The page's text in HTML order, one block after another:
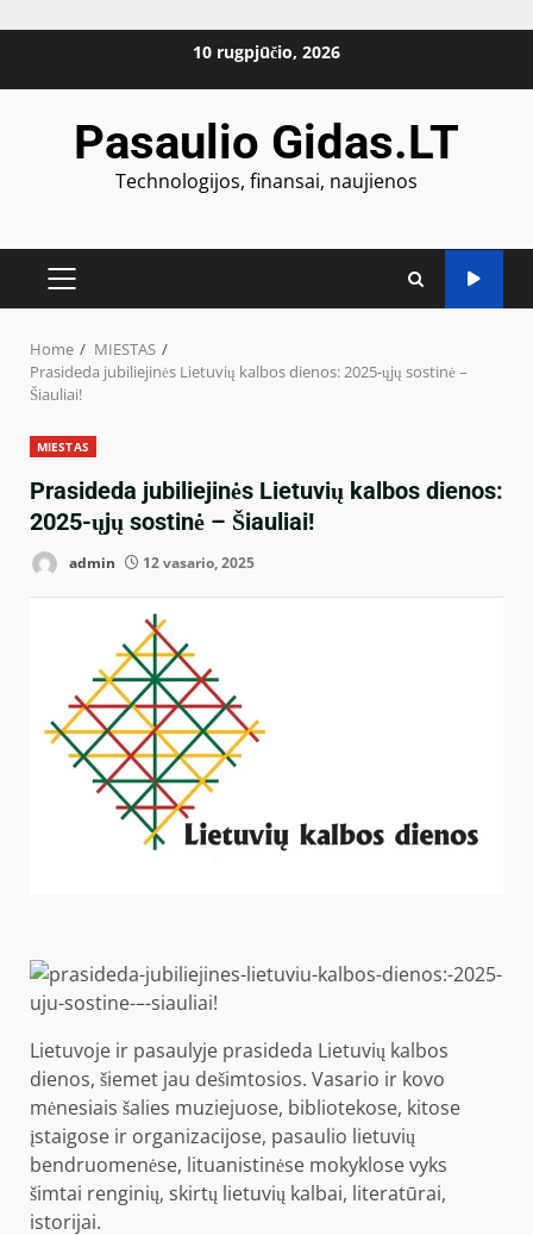
10 rugpjūčio, 2026
Pasaulio Gidas.LT
Technologijos, finansai, naujienos
PRIMARY
Home
MIESTAS
Prasideda jubiliejinės Lietuvių kalbos dienos: 2025-ųjų sostinė –
Šiauliai!
MIESTAS
Prasideda jubiliejinės Lietuvių kalbos dienos:
2025-ųjų sostinė – Šiauliai!
admin 12 vasario, 2025
Lietuvoje ir pasaulyje prasideda Lietuvių kalbos
dienos, šiemet jau dešimtosios. Vasario ir kovo
mėnesiais šalies muziejuose, bibliotekose, kitose
įstaigose ir organizacijose, pasaulio lietuvių
bendruomenėse, lituanistinėse mokyklose vyks
šimtai renginių, skirtų lietuvių kalbai, literatūrai,
istorijai.